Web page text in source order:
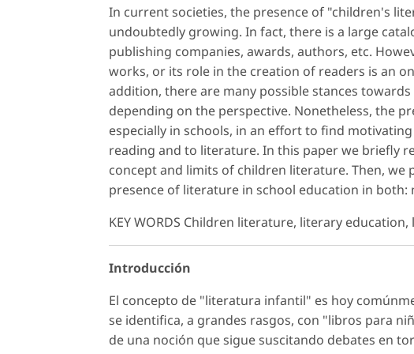
In current societies, the presence of "children's
undoubtedly growing. In fact, there is a large
publishing companies, awards, authors, etc.
works, or its role in the creation of readers is an
addition, there are many possible stances
depending on the perspective. Nonetheless, the
especially in schools, in an effort to find
reading and to literature. In this paper we briefly
concept and limits of children literature. Then,
presence of literature in school education in
KEY WORDS Children literature, literary
Introducción
El concepto de "literatura infantil" es hoy
se identifica, a grandes rasgos, con "libros para
de una noción que sigue suscitando debates en